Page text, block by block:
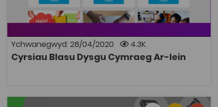
Ychwanegwyd: 28/04/2020 4.3K
Cyrsiau Blasu Dysgu Cymraeg Ar-lein
mewngofnodi neu greu cyfrif i ddechrau cwrs, proses
hawdd iawn (dewiswch ‘arall’ yn y ddewislen, wrth i chi
greu eich cyfrif). Datblygwyd y cyrsiau gan Y Ganolfan
Cynhadledd Wyddonol 2019